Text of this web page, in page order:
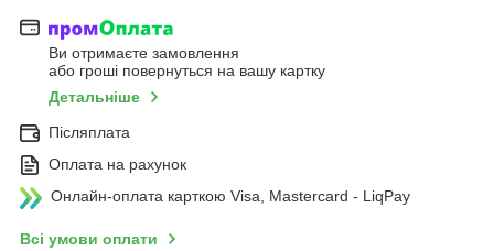
Ви отримаєте замовлення
або гроші повернуться на вашу картку
Детальніше
Післяплата
Оплата на рахунок
Онлайн-оплата карткою Visa, Mastercard - LiqPay
Всі умови оплати